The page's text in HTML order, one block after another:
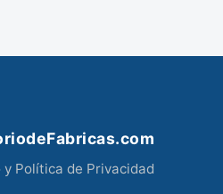
y Política de Privacidad